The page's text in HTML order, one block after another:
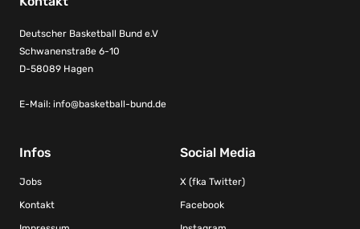
Deutscher Basketball Bund e.V
Schwanenstraße 6-10
D-58089 Hagen
E-Mail: info@basketball-bund.de
Infos
Jobs
Kontakt
Social Media
X (fka Twitter)
Facebook